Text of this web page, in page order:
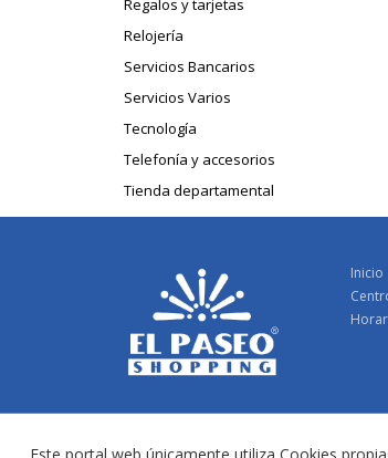
Regalos y tarjetas
Relojería
Servicios Bancarios
Servicios Varios
Tecnología
Telefonía y accesorios
Tienda departamental
Inicio